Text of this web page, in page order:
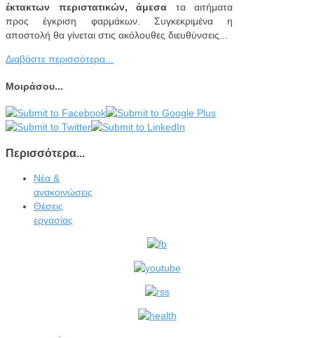
έκτακτων περιστατικών, άμεσα τα αιτήματα
προς έγκριση φαρμάκων. Συγκεκριμένα η
αποστολή θα γίνεται στις ακόλουθες διευθύνσεις...
Διαβάστε περισσότερα...
Μοιράσου...
Περισσότερα...
Νέα &
ανακοινώσεις
Θέσεις
εργασίας